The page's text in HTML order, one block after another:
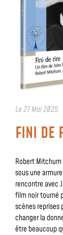
Le27 Mai 2025
FINI DE
Robert
sous une
rencontre avec
film noir tourné
scènes reprises
changer la
être beaucoup